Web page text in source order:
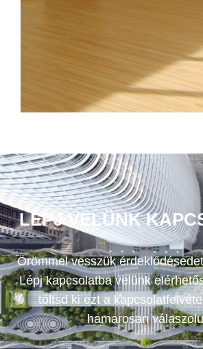
LÉPJ VELÜNK
Örömmel vesszük
Lépj kapcsolatba velünk
töltsd ki ezt a
hamarosan